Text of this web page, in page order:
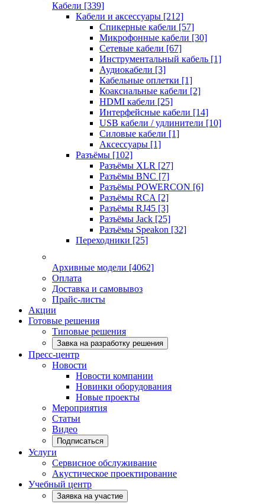
Кабели [339]
Кабели и аксессуары [212]
Спикерные кабели [57]
Микрофонные кабели [30]
Сетевые кабели [67]
Инструментальный кабель [1]
Аудиокабели [3]
Кабельные оплетки [1]
Коаксиальные кабели [2]
HDMI кабели [25]
Интерфейсные кабели [14]
USB кабели / удлинители [10]
Силовые кабели [1]
Аксессуары [1]
Разъёмы [102]
Разъёмы XLR [27]
Разъёмы BNC [7]
Разъёмы POWERCON [6]
Разъёмы RCA [2]
Разъёмы RJ45 [3]
Разъёмы Jack [25]
Разъёмы Speakon [32]
Переходники [25]
Архивные модели [4062]
Оплата
Доставка и самовывоз
Прайс-листы
Акции
Готовые решения
Типовые решения
Завка на разработку решения
Пресс-центр
Новости
Новости компании
Новинки оборудования
Новые проекты
Мероприятия
Статьи
Видео
Подписаться
Услуги
Сервисное обслуживание
Акустическое проектирование
Учебный центр
Заявка на участие